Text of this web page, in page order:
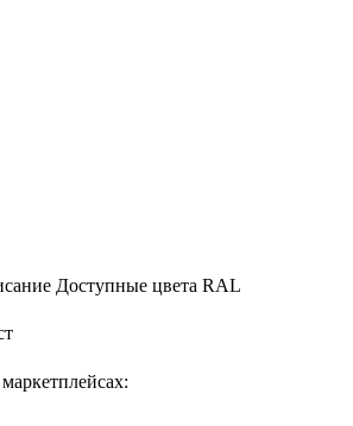
Доступные цвета RAL